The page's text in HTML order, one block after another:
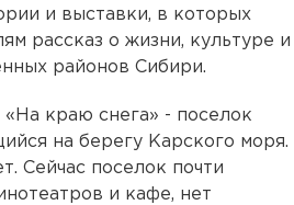
и выставки, в которых
рассказ о жизни, культуре и
районов Сибири.
краю снега» - поселок
на берегу Карского моря.
Сейчас поселок почти
и кафе, нет